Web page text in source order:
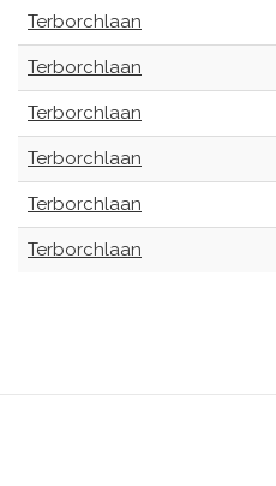
Terborchlaan
Terborchlaan
Terborchlaan
Terborchlaan
Terborchlaan
Terborchlaan